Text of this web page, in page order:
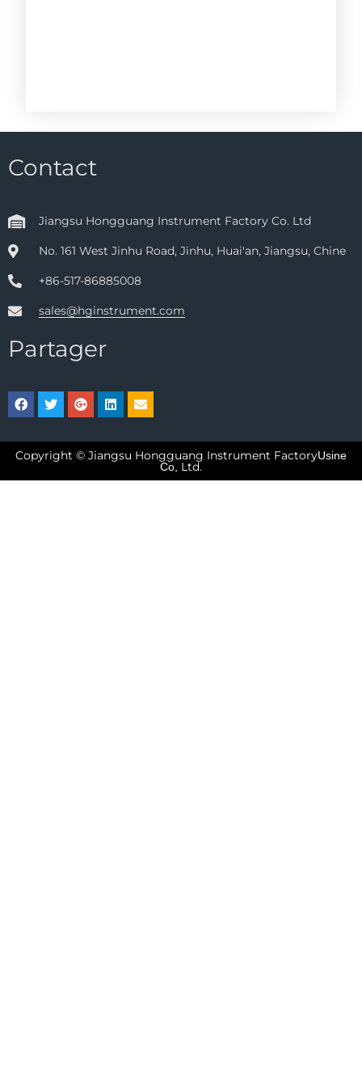
Contact
Jiangsu Hongguang Instrument Factory Co. Ltd
No. 161 West Jinhu Road, Jinhu, Huai'an, Jiangsu, Chine
+86-517-86885008
sales@hginstrument.com
Partager
Copyright © Jiangsu Hongguang Instrument FactoryUsine
Co, Ltd.